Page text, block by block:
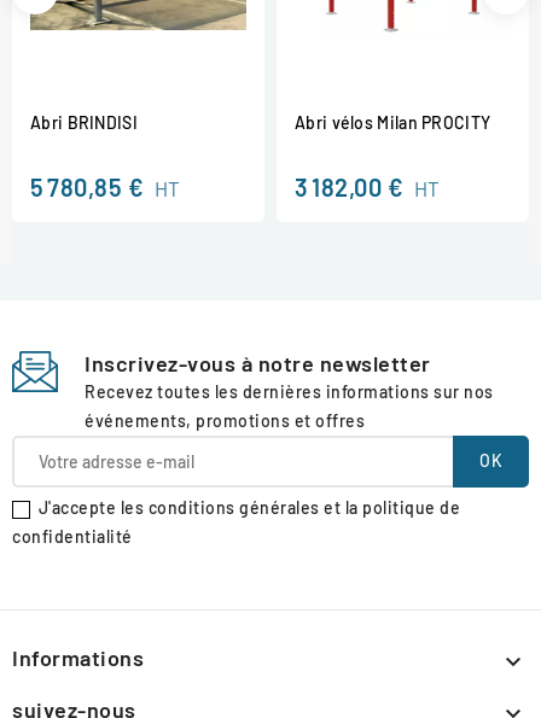
Abri BRINDISI
5 780,85 € HT
Abri vélos Milan PROCITY
3 182,00 € HT
Inscrivez-vous à notre newsletter
Recevez toutes les dernières informations sur nos
événements, promotions et offres
J'accepte les conditions générales et la politique de
confidentialité
Informations 
suivez-nous